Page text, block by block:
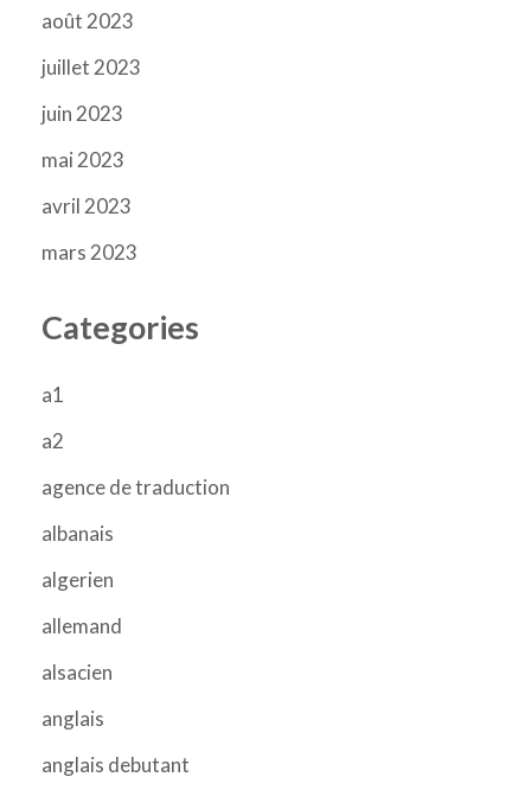
août 2023
juillet 2023
juin 2023
mai 2023
avril 2023
mars 2023
Categories
a1
a2
agence de traduction
albanais
algerien
allemand
alsacien
anglais
anglais debutant